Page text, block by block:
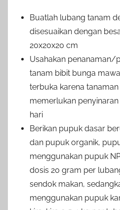
Buatlah lubang tanam
disesuaikan dengan
20x20x20 cm
Usahakan penanaman/
tanam bibit bunga
terbuka karena
memerlukan
hari
Berikan pupuk dasar
dan pupuk organik,
menggunakan pupuk
dosis 20 gram per
sendok makan,
menggunakan pupuk